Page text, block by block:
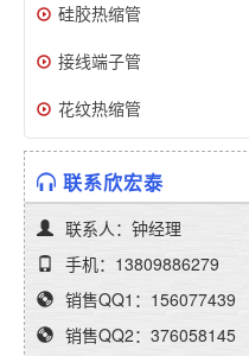
硅胶热缩管
接线端子管
花纹热缩管
联系欣宏泰
联系人：钟经理
手机：13809886279
销售QQ1：156077439
销售QQ2：376058145